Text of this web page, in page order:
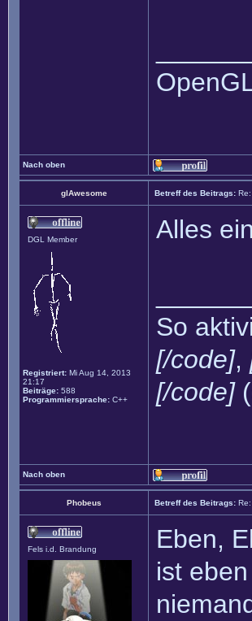
Nach oben
glAwesome Betreff des Beitrags: Re:
DGL Member
Registriert: Mi Aug 14, 2013
21:17
Beiträge: 588
Programmiersprache: C++
Alles
So
[/code],
[/code]
Nach oben
Phobeus Betreff des Beitrags: Re:
Fels i.d. Brandung
Eben,
ist